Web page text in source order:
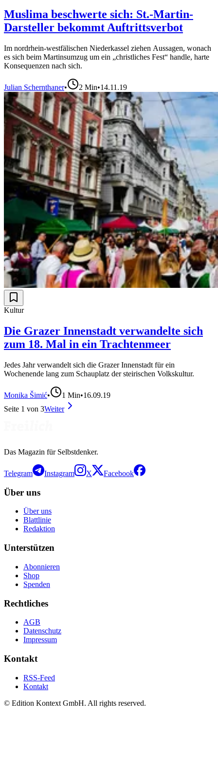
Muslima beschwerte sich: St.-Martin-
Darsteller bekommt Auftrittsverbot
Im nordrhein-westfälischen Niederkassel ziehen Aussagen, wonach
es sich beim Martinsumzug um ein „christliches Fest“ handle, harte
Konsequenzen nach sich.
Julian Schernthaner• 2 Min•14.11.19
Kultur
Die Grazer Innenstadt verwandelte sich
zum 18. Mal in ein Trachtenmeer
Jedes Jahr verwandelt sich die Grazer Innenstadt für ein
Wochenende lang zum Schauplatz der steirischen Volkskultur.
Monika Šimić• 1 Min•16.09.19
Seite 1 von 3Weiter
Das Magazin für Selbstdenker.
Telegram Instagram X Facebook
Über uns
Über uns
Blattlinie
Redaktion
Unterstützen
Abonnieren
Shop
Spenden
Rechtliches
AGB
Datenschutz
Impressum
Kontakt
RSS-Feed
Kontakt
© Edition Kontext GmbH. All rights reserved.